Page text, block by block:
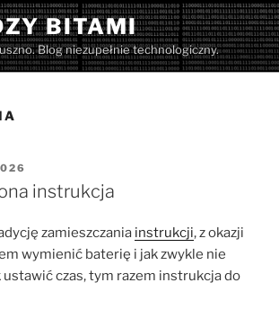
BITAMI
Blog niezupełnie technologiczny.
instrukcja
zamieszczania instrukcji, z okazji
wymienić baterię i jak zwykle nie
ustawić czas, tym razem instrukcja do